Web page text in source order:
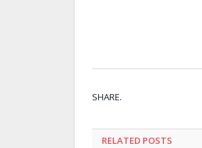
SHARE.
RELATED POSTS